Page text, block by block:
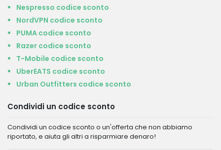
Nespresso codice sconto
NordVPN codice sconto
PUMA codice sconto
Razer codice sconto
T-Mobile codice sconto
UberEATS codice sconto
Urban Outfitters codice sconto
Condividi un codice sconto
Condividi un codice sconto o un'offerta che non abbiamo
riportato, e aiuta gli altri a risparmiare denaro!